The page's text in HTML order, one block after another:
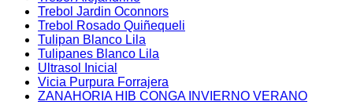
Trebol Jardin Oconnors
Trebol Rosado Quiñequeli
Tulipan Blanco Lila
Tulipanes Blanco Lila
Ultrasol Inicial
Vicia Purpura Forrajera
ZANAHORIA HIB CONGA INVIERNO VERANO